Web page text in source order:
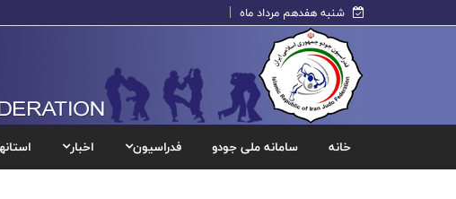
شنبه هفدهم مرداد ماه
خانه سامانه ملی جودو فدراسیون اخبار